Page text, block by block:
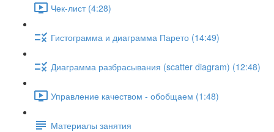
Чек-лист (4:28)
Гистограмма и диаграмма Парето (14:49)
Диаграмма разбрасывания (scatter diagram) (12:48)
Управление качеством - обобщаем (1:48)
Материалы занятия